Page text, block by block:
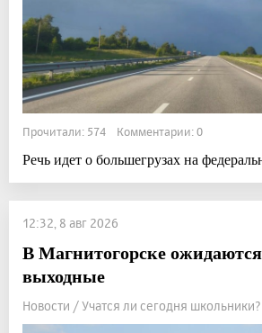
Прочитали: 574 Комментарии: 0
Речь идет о большегрузах на
12:32, 8 авг 2026
В Магнитогорске
выходные
Новости / Учатся ли сегодня школьники?